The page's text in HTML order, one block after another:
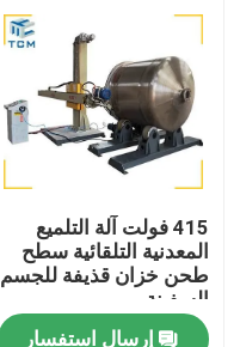
حولنا
جولة في المصنع
مراقبة الجودة
415 فولت آلة التلميع
المعدنية التلقائية سطح
طحن خزان قذيفة للجسم
السفينة
إرسال استفسار